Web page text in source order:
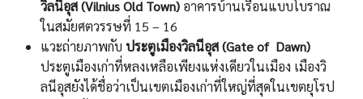
วิลนีอุส (Vilnius Old Town) อาคารบ้านเรือนแบบโบราณ
ในสมัยศตวรรษที่ 15 – 16
แวะถ่ายภาพกับ ประตูเมืองวิลนีอุส (Gate of Dawn)
ประตูเมืองเก่าที่หลงเหลือเพียงแห่งเดียวในเมือง เมืองวิ
ลนีอุสยังได้ชื่อว่าเป็นเขตเมืองเก่าที่ใหญ่ที่สุดในเขตยุโรป